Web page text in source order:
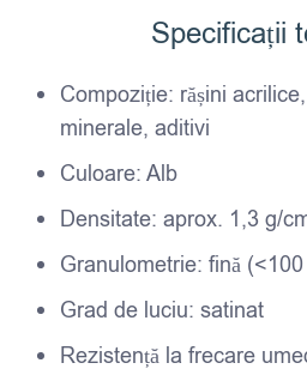
Specificații
Compoziție: rășini
minerale, aditivi
Culoare: Alb
Densitate: aprox. 1,3 g/
Granulometrie: fină
Grad de luciu: satinat
Rezistență la frecare